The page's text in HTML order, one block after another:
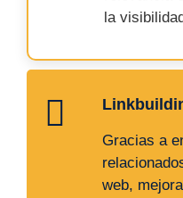
la
Gracias a
web,